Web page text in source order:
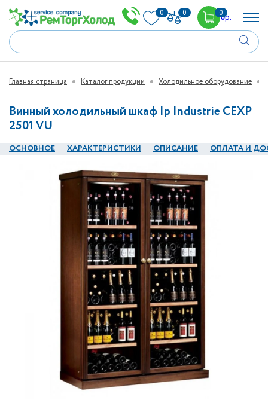
0 0 00р.
Главная страница Каталог продукции Холодильное оборудование
Винный холодильный шкаф Ip Industrie CEXP
2501 VU
ОСНОВНОЕ ХАРАКТЕРИСТИКИ ОПИСАНИЕ ОПЛАТА И